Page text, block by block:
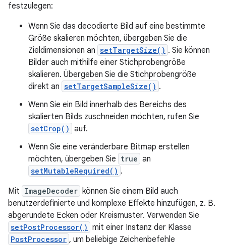
festzulegen:
Wenn Sie das decodierte Bild auf eine bestimmte
Größe skalieren möchten, übergeben Sie die
Zieldimensionen an setTargetSize() . Sie können
Bilder auch mithilfe einer Stichprobengröße
skalieren. Übergeben Sie die Stichprobengröße
direkt an setTargetSampleSize() .
Wenn Sie ein Bild innerhalb des Bereichs des
skalierten Bilds zuschneiden möchten, rufen Sie
setCrop() auf.
Wenn Sie eine veränderbare Bitmap erstellen
möchten, übergeben Sie true an
setMutableRequired() .
Mit ImageDecoder können Sie einem Bild auch
benutzerdefinierte und komplexe Effekte hinzufügen, z. B.
abgerundete Ecken oder Kreismuster. Verwenden Sie
setPostProcessor() mit einer Instanz der Klasse
PostProcessor , um beliebige Zeichenbefehle